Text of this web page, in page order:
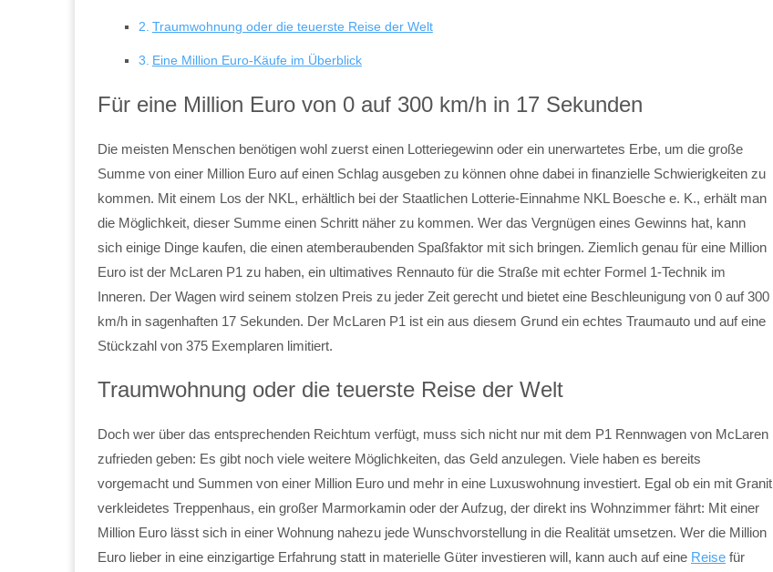
Traumwohnung oder die teuerste Reise der Welt
Eine Million Euro-Käufe im Überblick
Für eine Million Euro von 0 auf 300 km/h in 17 Sekunden
Die meisten Menschen benötigen wohl zuerst einen Lotteriegewinn oder ein unerwartetes Erbe, um die große
Summe von einer Million Euro auf einen Schlag ausgeben zu können ohne dabei in finanzielle Schwierigkeiten zu
kommen. Mit einem Los der NKL, erhältlich bei der Staatlichen Lotterie-Einnahme NKL Boesche e. K., erhält man
die Möglichkeit, dieser Summe einen Schritt näher zu kommen. Wer das Vergnügen eines Gewinns hat, kann
sich einige Dinge kaufen, die einen atemberaubenden Spaßfaktor mit sich bringen. Ziemlich genau für eine Million
Euro ist der McLaren P1 zu haben, ein ultimatives Rennauto für die Straße mit echter Formel 1-Technik im
Inneren. Der Wagen wird seinem stolzen Preis zu jeder Zeit gerecht und bietet eine Beschleunigung von 0 auf 300
km/h in sagenhaften 17 Sekunden. Der McLaren P1 ist ein aus diesem Grund ein echtes Traumauto und auf eine
Stückzahl von 375 Exemplaren limitiert.
Traumwohnung oder die teuerste Reise der Welt
Doch wer über das entsprechenden Reichtum verfügt, muss sich nicht nur mit dem P1 Rennwagen von McLaren
zufrieden geben: Es gibt noch viele weitere Möglichkeiten, das Geld anzulegen. Viele haben es bereits
vorgemacht und Summen von einer Million Euro und mehr in eine Luxuswohnung investiert. Egal ob ein mit Granit
verkleidetes Treppenhaus, ein großer Marmorkamin oder der Aufzug, der direkt ins Wohnzimmer fährt: Mit einer
Million Euro lässt sich in einer Wohnung nahezu jede Wunschvorstellung in die Realität umsetzen. Wer die Million
Euro lieber in eine einzigartige Erfahrung statt in materielle Güter investieren will, kann auch auf eine Reise für